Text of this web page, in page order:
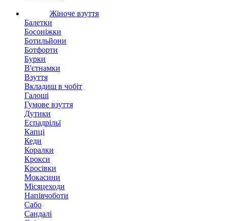
Жіноче взуття
Балетки
Босоніжки
Ботильйони
Ботфорти
Бурки
В'єтнамки
Взуття
Вкладиш в чобіт
Галоші
Гумове взуття
Дутики
Еспадрільї
Капці
Кеди
Коралки
Крокси
Кросівки
Мокасини
Місяцеходи
Напівчоботи
Сабо
Сандалі